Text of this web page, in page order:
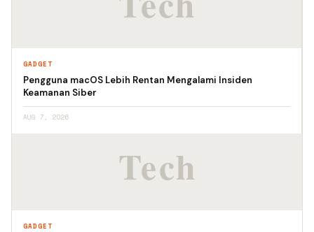
GADGET
Pengguna macOS Lebih Rentan Mengalami Insiden
Keamanan Siber
AUG 7, 2026
GADGET